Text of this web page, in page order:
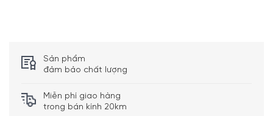
Đèn LED chiếu sáng: tiết kiệm năng lượng tối đa.
Sản phẩm
đảm bảo chất lượng
Miễn phí giao hàng
trong bán kính 20km